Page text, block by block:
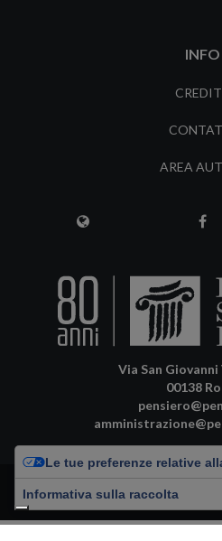
INFO
AREA
Via San
00138
Riproduzione e diritti riservati - ISSN
Cookie
Le tue preferenze relative
Informativa sulla raccolta